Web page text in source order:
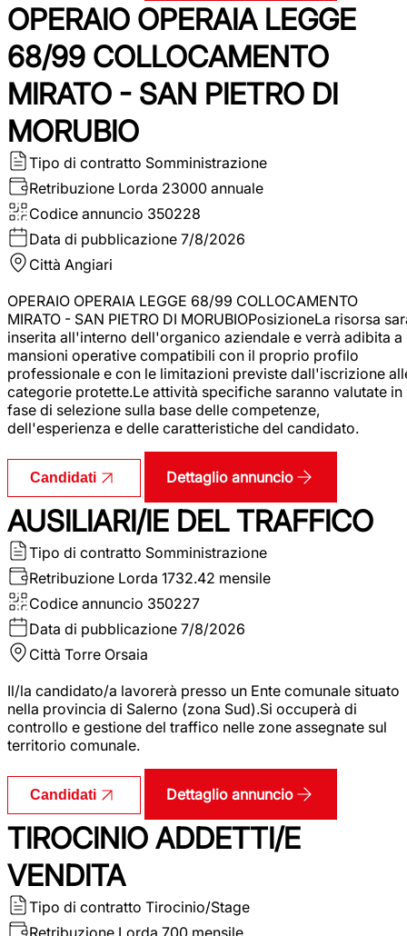
OPERAIO OPERAIA LEGGE
68/99 COLLOCAMENTO
MIRATO - SAN PIETRO DI
MORUBIO
Tipo di contratto Somministrazione
Retribuzione Lorda 23000 annuale
Codice annuncio 350228
Data di pubblicazione 7/8/2026
Città Angiari
OPERAIO OPERAIA LEGGE 68/99 COLLOCAMENTO
MIRATO - SAN PIETRO DI MORUBIOPosizioneLa risorsa
inserita all'interno dell'organico aziendale e verrà adibita a
mansioni operative compatibili con il proprio profilo
professionale e con le limitazioni previste dall'iscrizione
categorie protette.Le attività specifiche saranno valutate in
fase di selezione sulla base delle competenze,
dell'esperienza e delle caratteristiche del candidato.
Candidati Dettaglio annuncio
AUSILIARI/IE DEL TRAFFICO
Tipo di contratto Somministrazione
Retribuzione Lorda 1732.42 mensile
Codice annuncio 350227
Data di pubblicazione 7/8/2026
Città Torre Orsaia
Il/la candidato/a lavorerà presso un Ente comunale situato
nella provincia di Salerno (zona Sud).Si occuperà di
controllo e gestione del traffico nelle zone assegnate sul
territorio comunale.
Candidati Dettaglio annuncio
TIROCINIO ADDETTI/E
VENDITA
Tipo di contratto Tirocinio/Stage
Retribuzione Lorda 700 mensile